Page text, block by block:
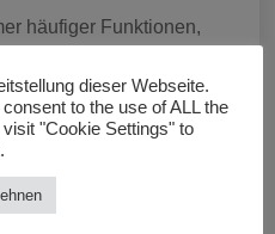
häufiger Funktionen,
dieser Webseite.
to the use of ALL the
"Cookie Settings" to